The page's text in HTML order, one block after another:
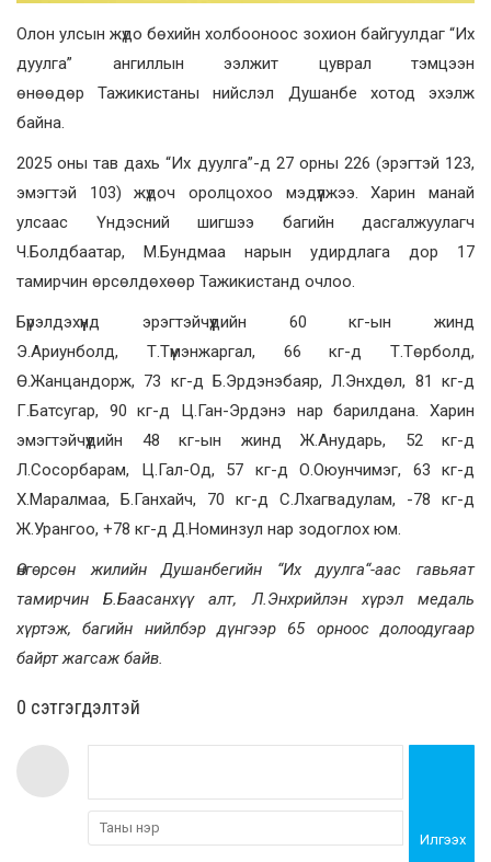
Олон улсын жүдо бөхийн холбооноос зохион байгуулдаг “Их
дуулга” ангиллын ээлжит цуврал тэмцээн
өнөөдөрТажикистаны нийслэл Душанбе хотод эхэлж
байна.
2025 оны тав дахь “Их дуулга”-д 27 орны 226 (эрэгтэй 123,
эмэгтэй 103)жүдоч оролцохоо мэдүүлжээ. Харин манай
улсаас Үндэсний шигшээ багийн дасгалжуулагч
Ч.Болдбаатар, М.Бундмаа нарын удирдлага дор 17
тамирчин өрсөлдөхөөр Тажикистанд очлоо.
Бүрэлдэхүүнд эрэгтэйчүүдийн 60 кг-ын жинд
Э.Ариунболд, Т.Түмэнжаргал, 66 кг-д Т.Төрболд,
Ө.Жанцандорж, 73 кг-д Б.Эрдэнэбаяр, Л.Энхдөл, 81 кг-д
Г.Батсугар, 90 кг-д Ц.Ган-Эрдэнэ нар барилдана. Харин
эмэгтэйчүүдийн 48 кг-ын жинд Ж.Анударь, 52 кг-д
Л.Сосорбарам, Ц.Гал-Од, 57 кг-д О.Оюунчимэг, 63 кг-д
Х.Маралмаа, Б.Ганхайч, 70 кг-д С.Лхагвадулам, -78 кг-д
Ж.Урангоо, +78 кг-д Д.Номинзул нар зодоглох юм.
Өнгөрсөн жилийнДушанбегийн “Их дуулга“-аас гавьяат
тамирчин Б.Баасанхүү алт, Л.Энхрийлэн хүрэл медаль
хүртэж, багийн нийлбэр дүнгээр 65 орноос долоодугаар
байрт жагсаж байв.
0 cэтгэгдэлтэй
Илгээх